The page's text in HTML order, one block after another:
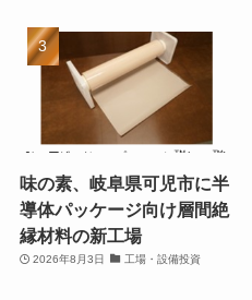
味の素、岐阜県可児市に半
導体パッケージ向け層間絶
縁材料の新工場
2026年8月3日 工場・設備投資